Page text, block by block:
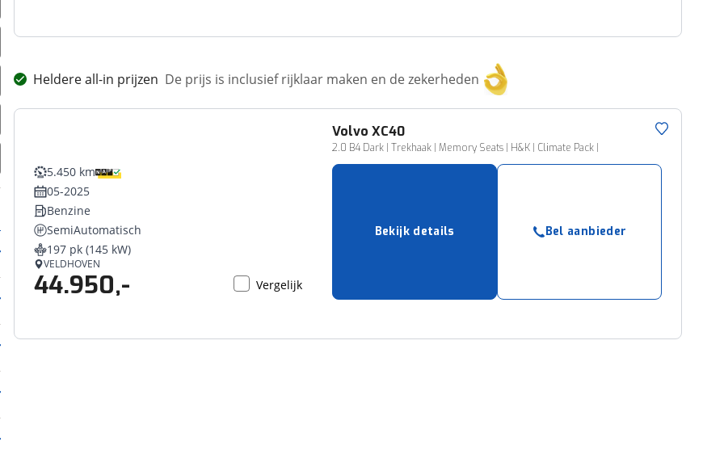
Heldere all-in prijzen De prijs is inclusief rijklaar maken en de zekerheden
Volvo XC40
2.0 B4 Dark | Trekhaak | Memory Seats | H&K | Climate Pack |
5.450 km
05-2025
Benzine
SemiAutomatisch
197 pk (145 kW)
VELDHOVEN
44.950,- Vergelijk
Bekijk details Bel aanbieder